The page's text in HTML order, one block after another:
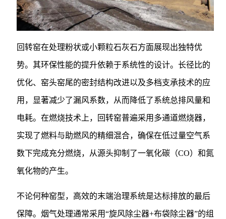
回转窑在处理粉状或小颗粒石灰石方面展现出独特优
势。其环保性能的提升依赖于系统性的设计。长径比的
优化、窑头窑尾的密封结构改进以及多档支承技术的应
用，显著减少了漏风系数，从而降低了系统总排风量和
电耗。在燃烧技术上，回转窑普遍采用多通道燃烧器，
实现了燃料与助燃风的精细混合，确保在低过量空气系
数下完成充分燃烧，从源头抑制了一氧化碳（CO）和氮
氧化物的产生。
不论何种窑型，高效的末端治理系统是达标排放的最后
保障。烟气处理通常采用“旋风除尘器+布袋除尘器”的组